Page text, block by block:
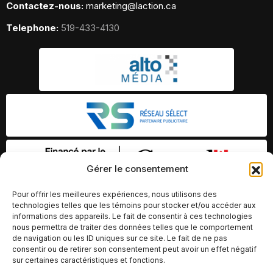
Gérer le consentement
Pour offrir les meilleures expériences, nous utilisons des
technologies telles que les témoins pour stocker et/ou accéder aux
informations des appareils. Le fait de consentir à ces technologies
nous permettra de traiter des données telles que le comportement
de navigation ou les ID uniques sur ce site. Le fait de ne pas
consentir ou de retirer son consentement peut avoir un effet négatif
sur certaines caractéristiques et fonctions.
Contactez-nous: marketing@laction.ca
Telephone: 519-433-4130